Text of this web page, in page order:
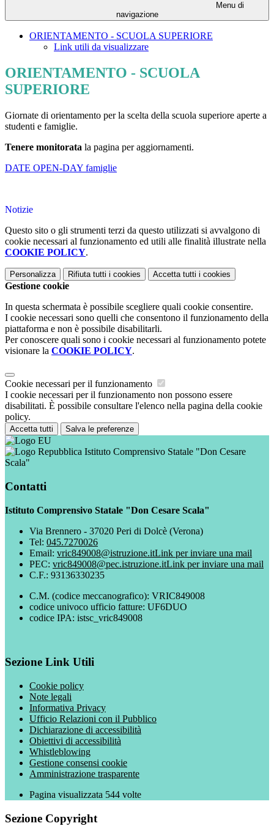
Menu di
navigazione
ORIENTAMENTO - SCUOLA SUPERIORE
Link utili da visualizzare
ORIENTAMENTO - SCUOLA
SUPERIORE
Giornate di orientamento per la scelta della scuola superiore aperte a
studenti e famiglie.
Tenere monitorata la pagina per aggiornamenti.
DATE OPEN-DAY famiglie
Notizie
Questo sito o gli strumenti terzi da questo utilizzati si avvalgono di
cookie necessari al funzionamento ed utili alle finalità illustrate nella
COOKIE POLICY.
Personalizza Rifiuta tutti i cookies Accetta tutti i cookies
Gestione cookie
In questa schermata è possibile scegliere quali cookie consentire.
I cookie necessari sono quelli che consentono il funzionamento della
piattaforma e non è possibile disabilitarli.
Per conoscere quali sono i cookie necessari al funzionamento potete
visionare la COOKIE POLICY.
Cookie necessari per il funzionamento
I cookie necessari per il funzionamento non possono essere
disabilitati. È possibile consultare l'elenco nella pagina della cookie
policy.
Accetta tutti Salva le preferenze
Istituto Comprensivo Statale "Don Cesare
Scala"
Contatti
Istituto Comprensivo Statale "Don Cesare Scala"
Via Brennero - 37020 Peri di Dolcè (Verona)
Tel: 045.7270026
Email: vric849008@istruzione.itLink per inviare una mail
PEC: vric849008@pec.istruzione.itLink per inviare una mail
C.F.: 93136330235
C.M. (codice meccanografico): VRIC849008
codice univoco ufficio fatture: UF6DUO
codice IPA: istsc_vric849008
Sezione Link Utili
Cookie policy
Note legali
Informativa Privacy
Ufficio Relazioni con il Pubblico
Dichiarazione di accessibilità
Obiettivi di accessibilità
Whistleblowing
Gestione consensi cookie
Amministrazione trasparente
Pagina visualizzata 544 volte
Sezione Copyright